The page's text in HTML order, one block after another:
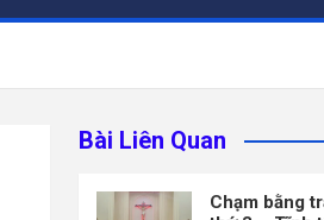
Bài Liên Quan
Chạm bằng